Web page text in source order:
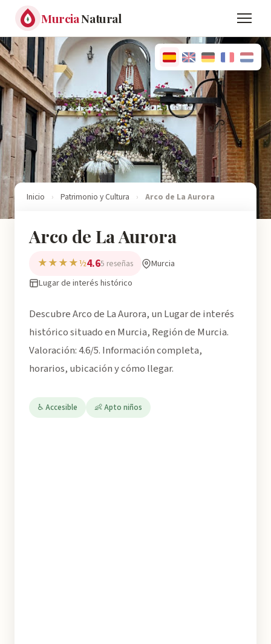
MurciaNatural
Inicio › Patrimonio y Cultura › Arco de La Aurora
Arco de La Aurora
★★★★½4.65 reseñas
Murcia
Lugar de interés histórico
Descubre Arco de La Aurora, un Lugar de interés
histórico situado en Murcia, Región de Murcia.
Valoración: 4.6/5. Información completa,
horarios, ubicación y cómo llegar.
♿ Accesible 👶 Apto niños